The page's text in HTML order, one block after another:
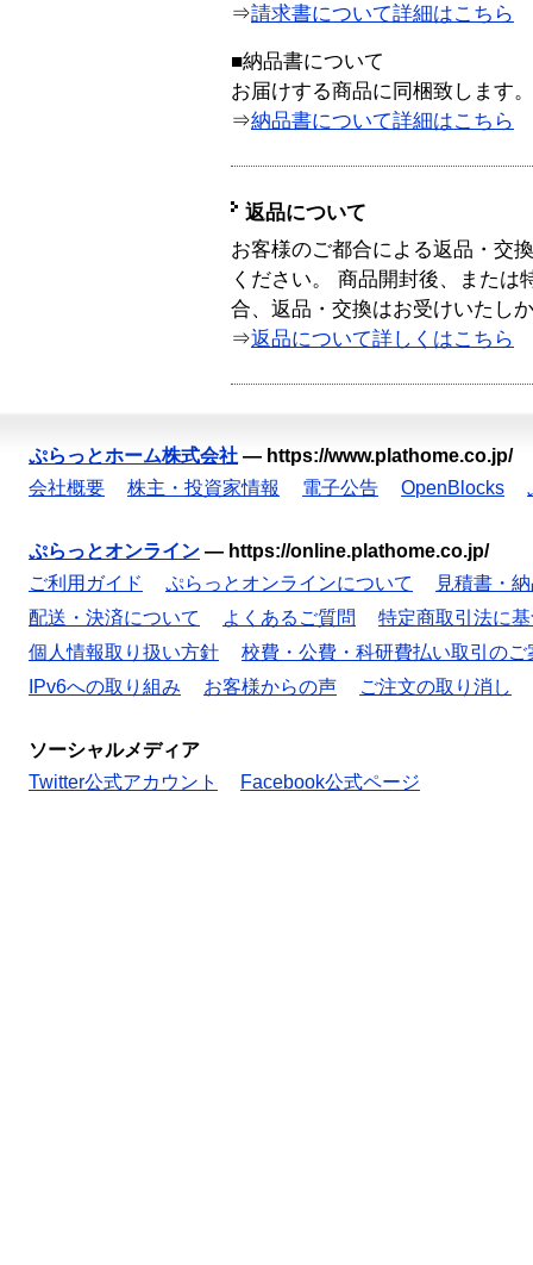
⇒請求書について詳細はこちら
■納品書について
お届けする商品に同梱致します。
⇒納品書について詳細はこちら
返品について
お客様のご都合による返品・交
ください。 商品開封後、または
合、返品・交換はお受けいたし
⇒返品について詳しくはこちら
ぷらっとホーム株式会社 — https://www.plathome.co.jp/
会社概要
株主・投資家情報 電子公告 OpenBlocks
ぷらっとオンライン — https://online.plathome.co.jp/
ご利用ガイド
ぷらっとオンラインについて
見積書・
配送・決済について
よくあるご質問
特定商取引法に
個人情報取り扱い方針
校費・公費・科研費払い取引のご
IPv6への取り組み
お客様からの声 ご注文の取り消し
ソーシャルメディア
Twitter公式アカウント
Facebook公式ページ